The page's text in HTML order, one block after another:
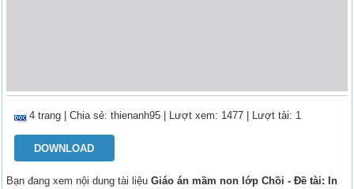
4 trang |Chia sẻ:thienanh95 | Lượt xem: 1477 | Lượt tải: 1
DOWNLOAD
Bạn đang xem nội dung tài liệuGiáo án mầm non lớp Chồi - Đề tài: In